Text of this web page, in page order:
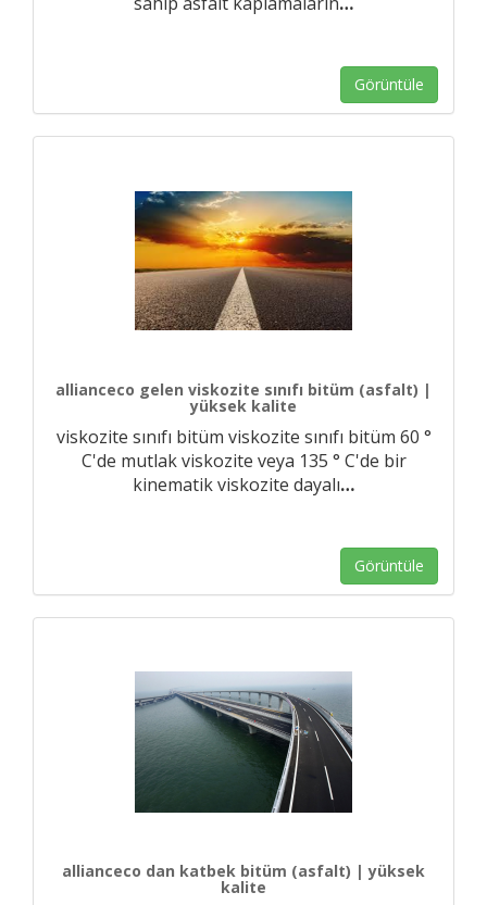
Görüntüle
allianceco gelen viskozite sınıfı bitüm (asfalt) |
yüksek kalite
viskozite sınıfı bitüm viskozite sınıfı bitüm 60 °
C'de mutlak viskozite veya 135 ° C'de bir
kinematik viskozite dayalı…
Görüntüle
allianceco dan katbek bitüm (asfalt) | yüksek
kalite